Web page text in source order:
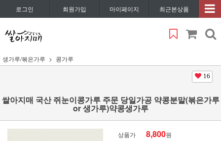
로그인 회원가입 마이페이지 최근본상품
생가루/볶은가루 콩가루
16
쌀아지매 국산 쥐눈이콩가루 주문 당일가공 약콩분말(볶은가루
or 생가루)약콩생가루
상품가 8,800원